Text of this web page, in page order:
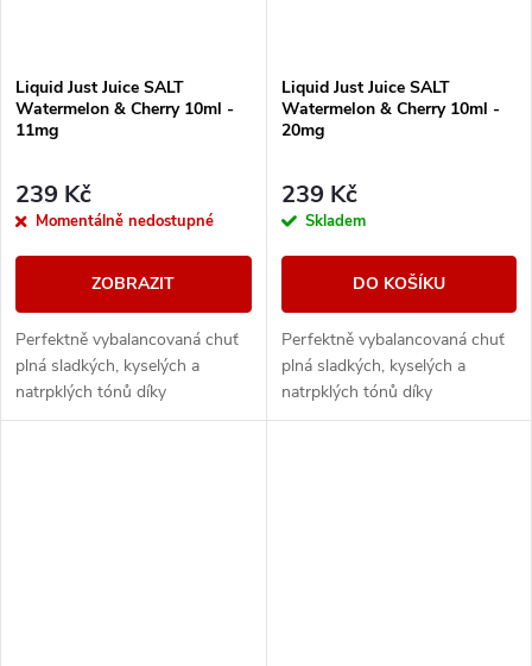
Liquid Just Juice SALT
Watermelon & Cherry 10ml -
11mg
239 Kč
Momentálně nedostupné
ZOBRAZIT
Perfektně vybalancovaná chuť
plná sladkých, kyselých a
natrpklých tónů díky
melounovému základu
Liquid Just Juice SALT
Watermelon & Cherry 10ml -
20mg
239 Kč
Skladem
DO KOŠÍKU
Perfektně vybalancovaná chuť
plná sladkých, kyselých a
natrpklých tónů díky
melounovému základu